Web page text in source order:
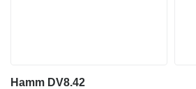
Hamm DV8.42